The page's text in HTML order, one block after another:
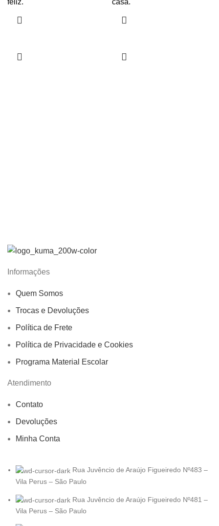
feliz.
casa.
Informações
Quem Somos
Trocas e Devoluções
Política de Frete
Política de Privacidade e Cookies
Programa Material Escolar
Atendimento
Contato
Devoluções
Minha Conta
Rua Juvêncio de Araújo Figueiredo Nº483 –
Vila Perus – São Paulo
Rua Juvêncio de Araújo Figueiredo Nº481 –
Vila Perus – São Paulo